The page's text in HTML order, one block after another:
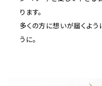
ります。
多くの方に想いが届くよう
うに。